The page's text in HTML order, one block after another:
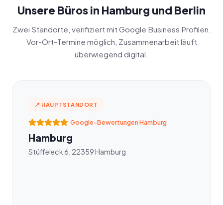
Unsere Büros in Hamburg und Berlin
Zwei Standorte, verifiziert mit Google Business Profilen.
Vor-Ort-Termine möglich, Zusammenarbeit läuft
überwiegend digital.
📍 HAUPTSTANDORT
Google-Bewertungen Hamburg
Hamburg
Stüffeleck 6, 22359 Hamburg